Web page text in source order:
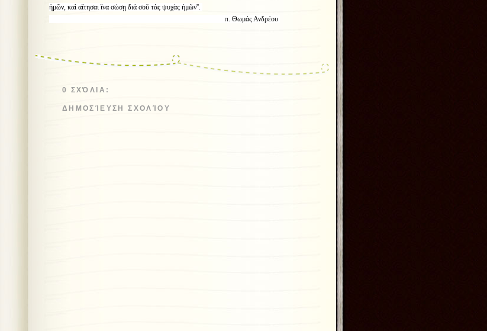
ἡμῶν, καὶ αἴτησαι ἵνα σώσῃ διά σοῦ τὰς ψυχὰς ἡμῶν''.
π. Θωμάς Ανδρέου
0 ΣΧΌΛΙΑ:
ΔΗΜΟΣΊΕΥΣΗ ΣΧΟΛΊΟΥ